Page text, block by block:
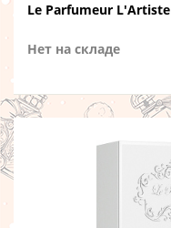
Le Parfumeur L'Artiste
Нет на складе